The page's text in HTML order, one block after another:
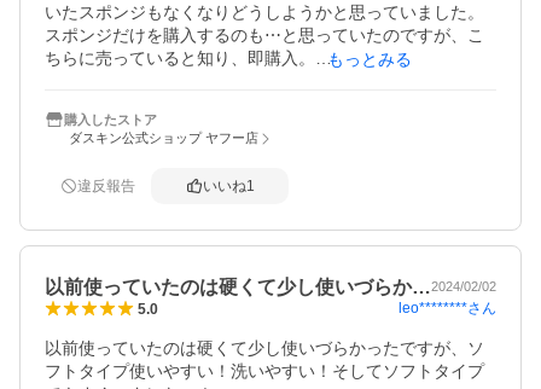
いたスポンジもなくなりどうしようかと思っていました。
スポンジだけを購入するのも⋯と思っていたのですが、こ
ちらに売っていると知り、即購入。
です。
硬めと普通のものを購入しました。
もっとみる
購入したストア
ダスキン公式ショップ ヤフー店
違反報告 いいね1
以前使っていたのは硬くて少し使いづらか…2024/02/02
5.0 leo********さん
以前使っていたのは硬くて少し使いづらかったですが、ソ
フトタイプ使いやすい！洗いやすい！そしてソフトタイプ